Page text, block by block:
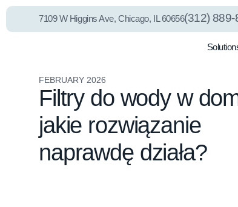
7109 W Higgins Ave, Chicago, IL 60656(312) 889-
FEBRUARY 2026
Filtry do wody w
jakie rozwiązanie
naprawdę działa?